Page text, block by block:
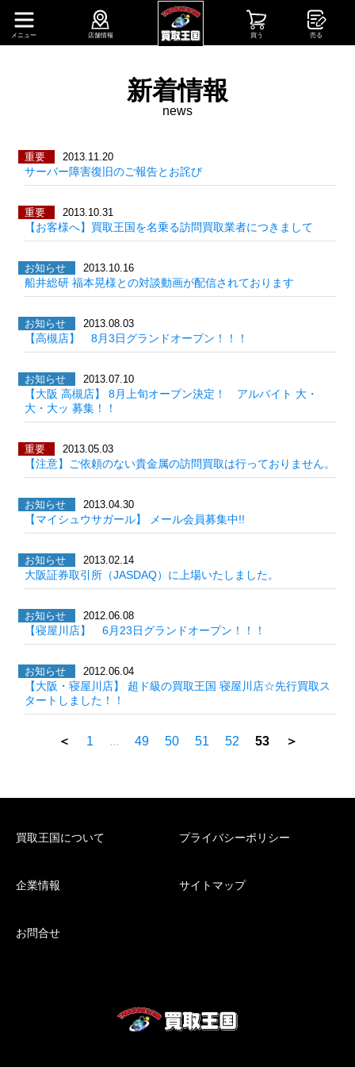
店舗情報 買う 売る
メニュー
新着情報
news
重要 2013.11.20
サーバー障害復旧のご報告とお詫び
重要 2013.10.31
【お客様へ】買取王国を名乗る訪問買取業者につきまして
お知らせ 2013.10.16
船井総研 福本晃様との対談動画が配信されております
お知らせ 2013.08.03
【高槻店】 8月3日グランドオープン！！！
お知らせ 2013.07.10
【大阪 高槻店】 8月上旬オープン決定！ アルバイト 大・
大・大ッ 募集！！
重要 2013.05.03
【注意】ご依頼のない貴金属の訪問買取は行っておりません。
お知らせ 2013.04.30
【マイシュウサガール】 メール会員募集中!!
お知らせ 2013.02.14
大阪証券取引所（JASDAQ）に上場いたしました。
お知らせ 2012.06.08
【寝屋川店】 6月23日グランドオープン！！！
お知らせ 2012.06.04
【大阪・寝屋川店】 超ド級の買取王国 寝屋川店☆先行買取ス
タートしました！！
＜ 1 ... 49 50 51 52 53 ＞
買取王国について プライバシーポリシー
企業情報 サイトマップ
お問合せ